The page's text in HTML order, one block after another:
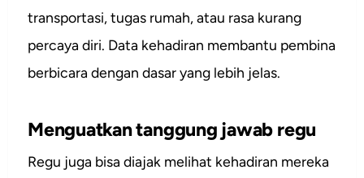
transportasi, tugas rumah, atau rasa kurang
percaya diri. Data kehadiran membantu pembina
berbicara dengan dasar yang lebih jelas.
Menguatkan tanggung jawab regu
Regu juga bisa diajak melihat kehadiran mereka